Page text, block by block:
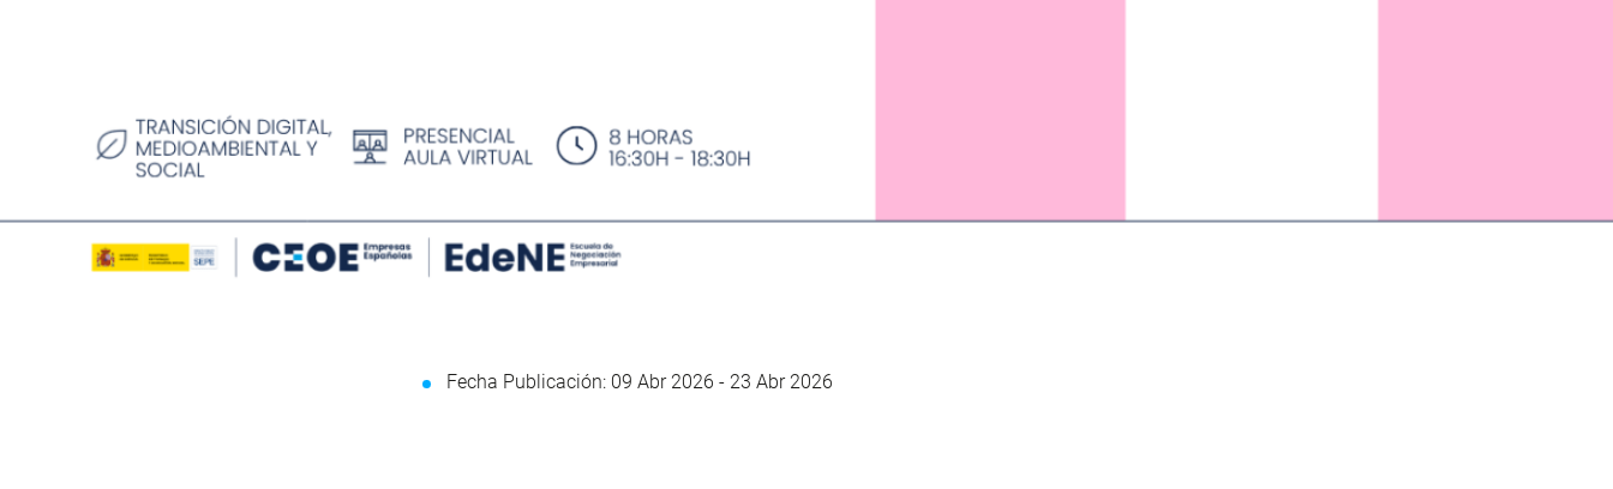
Fecha Publicación: 09 Abr 2026 - 23 Abr 2026